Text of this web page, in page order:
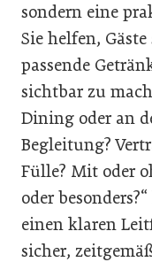
sondern eine
Sie helfen,
passende
sichtbar zu
Dining oder an
Begleitung?
Fülle? Mit oder
oder
einen klaren
sicher,